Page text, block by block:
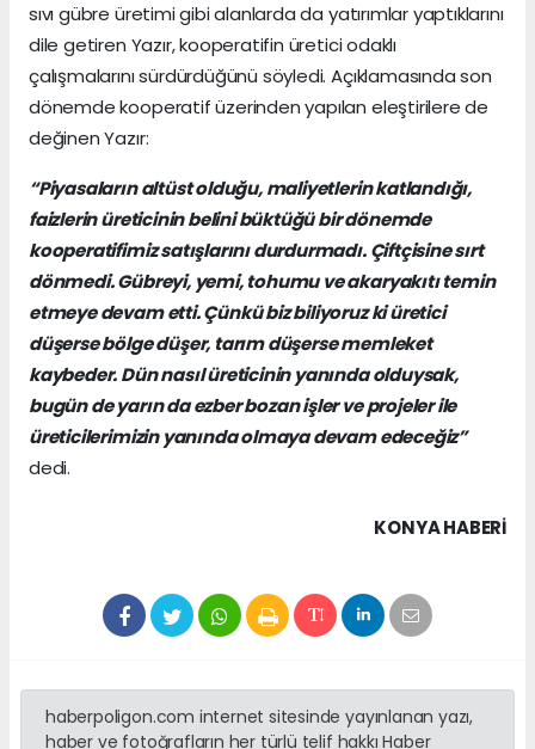
sıvı gübre üretimi gibi alanlarda da yatırımlar yaptıklarını
dile getiren Yazır, kooperatifin üretici odaklı
çalışmalarını sürdürdüğünü söyledi. Açıklamasında son
dönemde kooperatif üzerinden yapılan eleştirilere de
değinen Yazır:
“Piyasaların altüst olduğu, maliyetlerin katlandığı,
faizlerin üreticinin belini büktüğü bir dönemde
kooperatifimiz satışlarını durdurmadı. Çiftçisine sırt
dönmedi. Gübreyi, yemi, tohumu ve akaryakıtı temin
etmeye devam etti. Çünkü biz biliyoruz ki üretici
düşerse bölge düşer, tarım düşerse memleket
kaybeder. Dün nasıl üreticinin yanında olduysak,
bugün de yarın da ezber bozan işler ve projeler ile
üreticilerimizin yanında olmaya devam edeceğiz”
dedi.
KONYA HABERİ
haberpoligon.com internet sitesinde yayınlanan yazı,
haber ve fotoğrafların her türlü telif hakkı Haber